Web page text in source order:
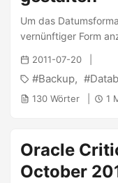
Um das
vernünftiger Form
4 5 BS Key Type LV
Completion Time
---- ---------------
Ausgabe nachher: 1
Type Elapsed Time
2011-07-20
Backup
130 Wörter 1
Oracle
October